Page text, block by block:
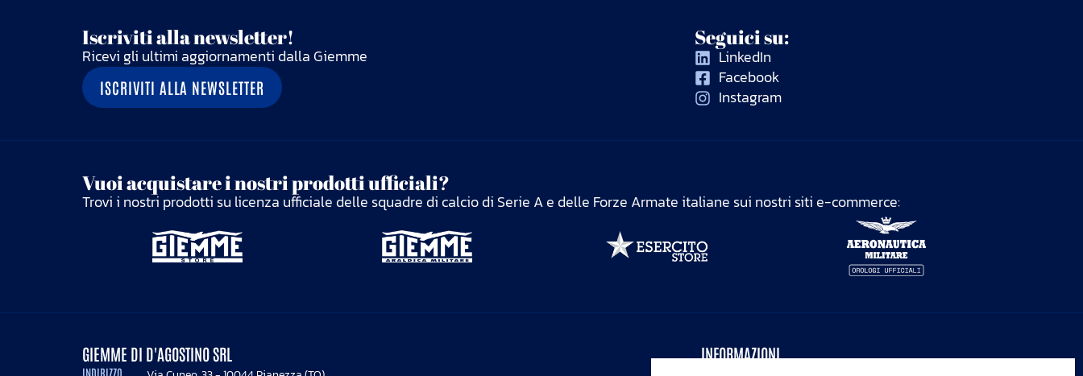
Iscriviti alla newsletter!
Ricevi gli ultimi aggiornamenti dalla Giemme
ISCRIVITI ALLA NEWSLETTER
Seguici su:
LinkedIn
Facebook
Instagram
Vuoi acquistare i nostri prodotti ufficiali?
Trovi i nostri prodotti su licenza ufficiale delle squadre di calcio di Serie A e delle Forze Armate italiane sui nostri siti e-commerce:
GIEMME DI D'AGOSTINO SRL
INDIRIZZO
INFORMAZIONI